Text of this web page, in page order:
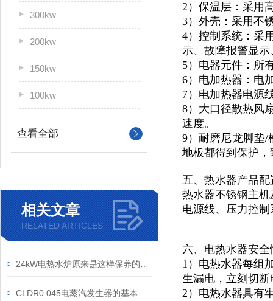
300kw
200kw
150kw
100kw
查看全部
相关文章
RELATED ARTICLES
2）保温层：采用
3）外壳：采用不
4）控制系统：采
示、故障报警显
5）电器元件：所
6）电加热器：电
7）电加热器电源
8）大口径散热风
速度。
9）耐磨尼龙脚垫/
地板都得到保护
五、热水器产品配
热水器不锈钢主
电源线、压力控
六、电热水器安全
1）电热水器每组
生漏电，立刻切
2）电热水器具有